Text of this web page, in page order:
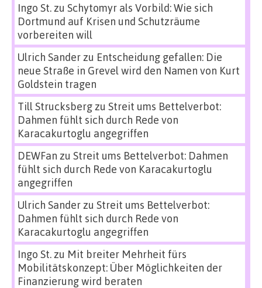
Ingo St.zu Schytomyr als Vorbild: Wie sich
Dortmund auf Krisen und Schutzräume
vorbereiten will
Ulrich Sanderzu Entscheidung gefallen: Die
neue Straße in Grevel wird den Namen von Kurt
Goldstein tragen
Till Strucksbergzu Streit ums Bettelverbot:
Dahmen fühlt sich durch Rede von
Karacakurtoglu angegriffen
DEWFan zu Streit ums Bettelverbot: Dahmen
fühlt sich durch Rede von Karacakurtoglu
angegriffen
Ulrich Sanderzu Streit ums Bettelverbot:
Dahmen fühlt sich durch Rede von
Karacakurtoglu angegriffen
Ingo St.zu Mit breiter Mehrheit fürs
Mobilitätskonzept: Über Möglichkeiten der
Finanzierung wird beraten